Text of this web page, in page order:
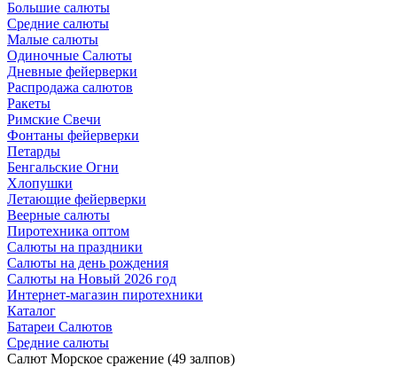
Большие салюты
Средние салюты
Малые салюты
Одиночные Салюты
Дневные фейерверки
Распродажа салютов
Ракеты
Римские Свечи
Фонтаны фейерверки
Петарды
Бенгальские Огни
Хлопушки
Летающие фейерверки
Веерные салюты
Пиротехника оптом
Салюты на праздники
Салюты на день рождения
Салюты на Новый 2026 год
Интернет-магазин пиротехники
Каталог
Батареи Салютов
Средние салюты
Салют Морское сражение (49 залпов)